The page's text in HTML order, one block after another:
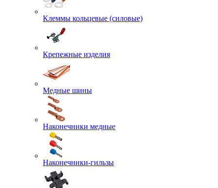
Клеммы кольцевые (силовые)
Крепежные изделия
Медные шины
Наконечники медные
Наконечники-гильзы